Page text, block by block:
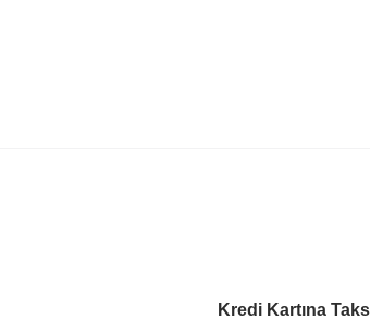
Kredi Kartına